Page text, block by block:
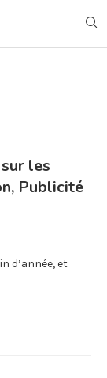
les
Publicité
d’année, et